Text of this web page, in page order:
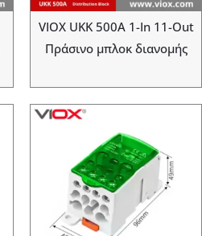
VIOX UKK 500A 1-In 11-Out
Πράσινο μπλοκ διανομής